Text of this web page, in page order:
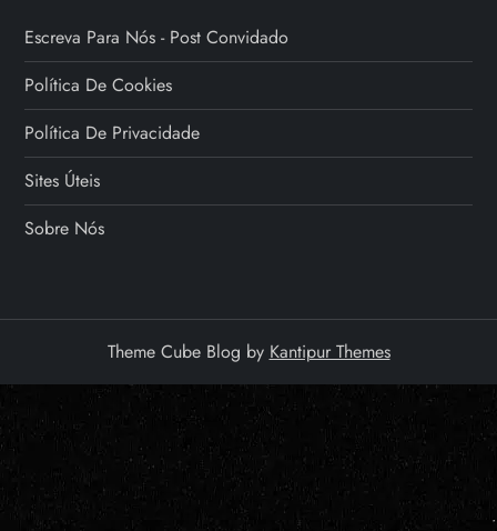
Escreva Para Nós - Post Convidado
Política De Cookies
Política De Privacidade
Sites Úteis
Sobre Nós
Theme Cube Blog by Kantipur Themes